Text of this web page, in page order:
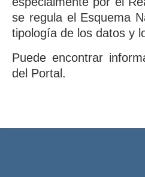
se regula el Esquema
tipología de los datos y
Puede encontrar
del Portal.